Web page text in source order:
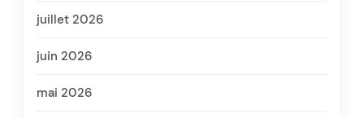
juillet 2026
juin 2026
mai 2026